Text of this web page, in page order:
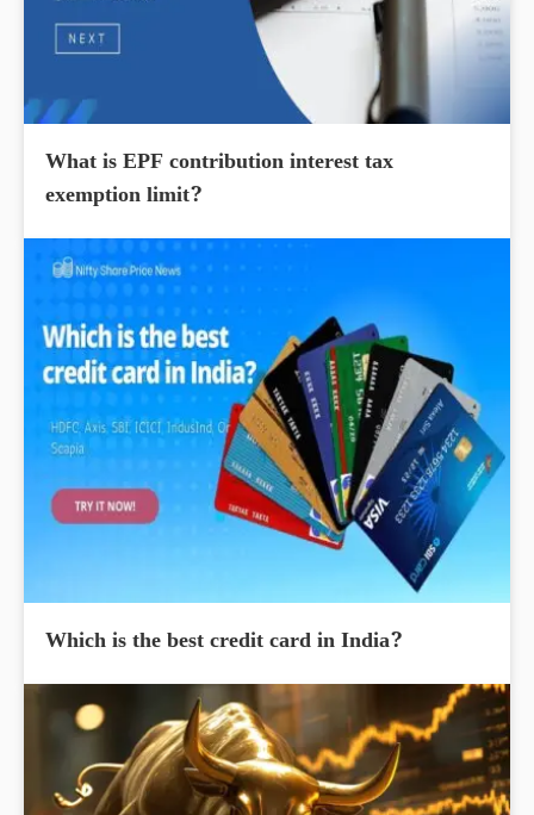
What is EPF contribution interest tax
exemption limit?
Which is the best credit card in India?